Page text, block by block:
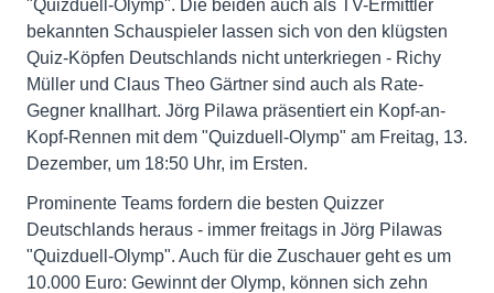
"Quizduell-Olymp". Die beiden auch als TV-Ermittler
bekannten Schauspieler lassen sich von den klügsten
Quiz-Köpfen Deutschlands nicht unterkriegen - Richy
Müller und Claus Theo Gärtner sind auch als Rate-
Gegner knallhart. Jörg Pilawa präsentiert ein Kopf-an-
Kopf-Rennen mit dem "Quizduell-Olymp" am Freitag, 13.
Dezember, um 18:50 Uhr, im Ersten.
Prominente Teams fordern die besten Quizzer
Deutschlands heraus - immer freitags in Jörg Pilawas
"Quizduell-Olymp". Auch für die Zuschauer geht es um
10.000 Euro: Gewinnt der Olymp, können sich zehn